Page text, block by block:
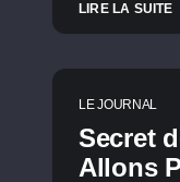
LIRE LA SUITE
LE JOURNAL
Secret
Allons